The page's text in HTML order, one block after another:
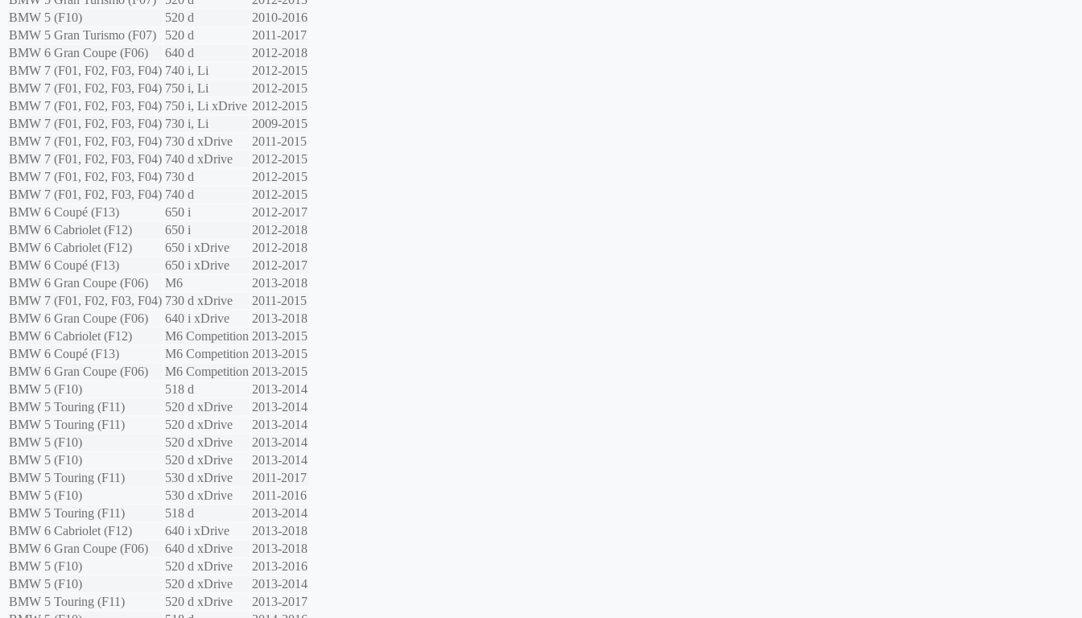
BMW 5 (F10) 520 d
2010-2016
BMW 5 Gran Turismo (F07) 520 d
2011-2017
BMW 6 Gran Coupe (F06) 640 d
2012-2018
BMW 7 (F01, F02, F03, F04) 740 i, Li
2012-2015
BMW 7 (F01, F02, F03, F04) 750 i, Li
2012-2015
BMW 7 (F01, F02, F03, F04) 750 i, Li xDrive 2012-2015
BMW 7 (F01, F02, F03, F04) 730 i, Li
2009-2015
BMW 7 (F01, F02, F03, F04) 730 d xDrive
2011-2015
BMW 7 (F01, F02, F03, F04) 740 d xDrive
2012-2015
BMW 7 (F01, F02, F03, F04) 730 d
2012-2015
BMW 7 (F01, F02, F03, F04) 740 d
2012-2015
BMW 6 Coupé (F13) 650 i
2012-2017
BMW 6 Cabriolet (F12) 650 i
2012-2018
BMW 6 Cabriolet (F12) 650 i xDrive
2012-2018
BMW 6 Coupé (F13) 650 i xDrive
2012-2017
BMW 6 Gran Coupe (F06) M6
2013-2018
BMW 7 (F01, F02, F03, F04) 730 d xDrive
2011-2015
BMW 6 Gran Coupe (F06) 640 i xDrive
2013-2018
BMW 6 Cabriolet (F12) M6 Competition 2013-2015
BMW 6 Coupé (F13) M6 Competition 2013-2015
BMW 6 Gran Coupe (F06) M6 Competition 2013-2015
BMW 5 (F10) 518 d
2013-2014
BMW 5 Touring (F11) 520 d xDrive
2013-2014
BMW 5 Touring (F11) 520 d xDrive
2013-2014
BMW 5 (F10) 520 d xDrive
2013-2014
BMW 5 (F10) 520 d xDrive
2013-2014
BMW 5 Touring (F11) 530 d xDrive
2011-2017
BMW 5 (F10) 530 d xDrive
2011-2016
BMW 5 Touring (F11) 518 d
2013-2014
BMW 6 Cabriolet (F12) 640 i xDrive
2013-2018
BMW 6 Gran Coupe (F06) 640 d xDrive
2013-2018
BMW 5 (F10) 520 d xDrive
2013-2016
BMW 5 (F10) 520 d xDrive
2013-2014
BMW 5 Touring (F11) 520 d xDrive
2013-2017